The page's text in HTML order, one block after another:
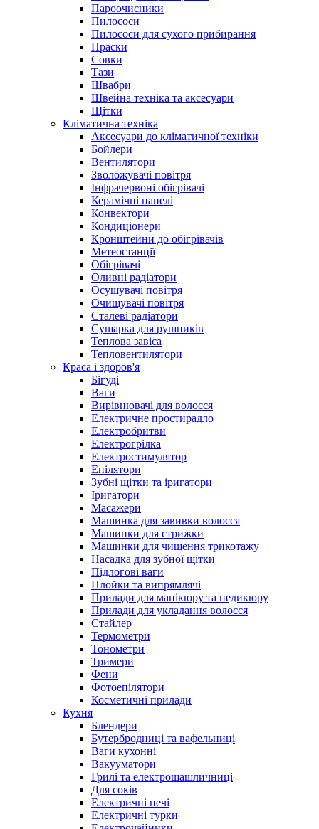
Пароочисники
Пилососи
Пилососи для сухого прибирання
Праски
Совки
Тази
Швабри
Швейна техніка та аксесуари
Щітки
Кліматична техніка
Аксесуари до кліматичної техніки
Бойлери
Вентилятори
Зволожувачі повітря
Інфрачервоні обігрівачі
Керамічні панелі
Конвектори
Кондиціонери
Кронштейни до обігрівачів
Метеостанції
Обігрівачі
Оливні радіатори
Осушувачі повітря
Очищувачі повітря
Сталеві радіатори
Сушарка для рушників
Теплова завіса
Тепловентилятори
Краса і здоров'я
Бігуді
Ваги
Вирівнювачі для волосся
Електричне простирадло
Електробритви
Електрогрілка
Електростимулятор
Епілятори
Зубні щітки та іригатори
Іригатори
Масажери
Машинка для завивки волосся
Машинки для стрижки
Машинки для чищення трикотажу
Насадка для зубної щітки
Підлогові ваги
Плойки та випрямлячі
Прилади для манікюру та педикюру
Прилади для укладання волосся
Стайлер
Термометри
Тонометри
Тримери
Фени
Фотоепілятори
Косметичні прилади
Кухня
Блендери
Бутербродниці та вафельниці
Ваги кухонні
Вакууматори
Грилі та електрошашличниці
Для соків
Електричні печі
Електричні турки